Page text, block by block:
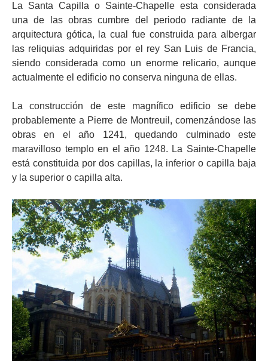
La Santa Capilla o Sainte-Chapelle esta considerada
una de las obras cumbre del periodo radiante de la
arquitectura gótica, la cual fue construida para albergar
las reliquias adquiridas por el rey San Luis de Francia,
siendo considerada como un enorme relicario, aunque
actualmente el edificio no conserva ninguna de ellas.
La construcción de este magnífico edificio se debe
probablemente a Pierre de Montreuil, comenzándose las
obras en el año 1241, quedando culminado este
maravilloso templo en el año 1248. La Sainte-Chapelle
está constituida por dos capillas, la inferior o capilla baja
y la superior o capilla alta.